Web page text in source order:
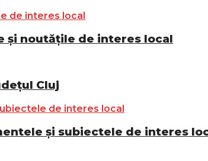
și noutățile de interes local
Cluj
și subiectele de interes